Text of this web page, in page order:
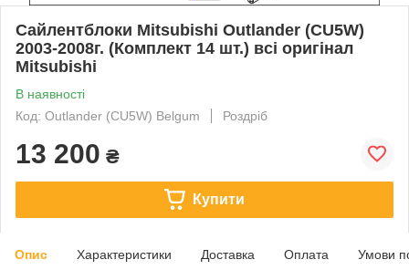
Сайлентблоки Mitsubishi Outlander (CU5W)
2003-2008г. (Комплект 14 шт.) всі оригінал
Mitsubishi
В наявності
Код: Outlander (CU5W) Belgum
Роздріб
13 200 ₴
Купити
Опис Характеристики Доставка Оплата Умови